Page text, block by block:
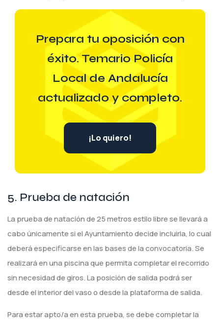
Prepara tu oposición con
éxito. Temario Policía
Local de Andalucía
actualizado y completo.
¡Lo quiero!
5. Prueba de natación
La prueba de natación de 25 metros estilo libre se llevará a
cabo únicamente si el Ayuntamiento decide incluirla, lo cual
deberá especificarse en las bases de la convocatoria. Se
realizará en una piscina que permita completar el recorrido
sin necesidad de giros. La posición de salida podrá ser
desde el interior del vaso o desde la plataforma de salida.
Para estar apto/a en esta prueba, se debe completar la